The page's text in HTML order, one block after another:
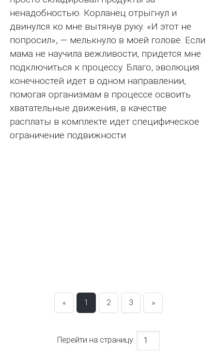
ненадобностью. Корланец отрыгнул и
двинулся ко мне вытянув руку. «И этот не
попросил», — мелькнуло в моей голове. Если
мама не научила вежливости, придется мне
подключиться к процессу. Благо, эволюция
конечностей идет в одном направлении,
помогая организмам в процессе освоить
хватательные движения, в качестве
расплаты в комплекте идет специфическое
ограничение подвижности
« 1 2 3 »
Перейти на страницу: